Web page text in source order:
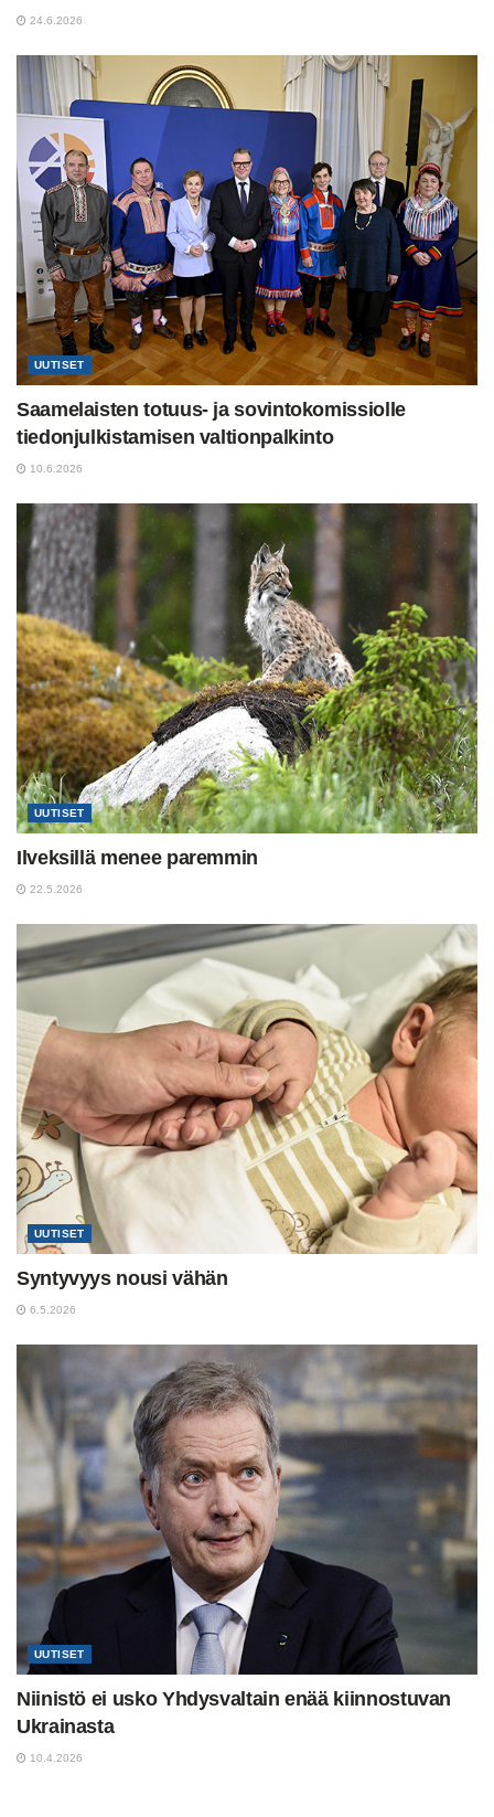
24.6.2026
UUTISET
Saamelaisten totuus- ja sovintokomissiolle
tiedonjulkistamisen valtionpalkinto
10.6.2026
UUTISET
Ilveksillä menee paremmin
22.5.2026
UUTISET
Syntyvyys nousi vähän
6.5.2026
UUTISET
Niinistö ei usko Yhdysvaltain enää kiinnostuvan
Ukrainasta
10.4.2026